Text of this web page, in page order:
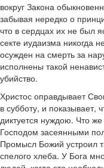
вокруг Закона
забывая нередко о
что в сердцах их не был
секте иудаизма никогда
осужден на смерть за
исполнены такой
убийство.
Христос оправдывает
в субботу, и показывает,
диктуется нуждою. Что
Господом засеянными
Промысл Божий устроил
спелого хлеба. У Бога